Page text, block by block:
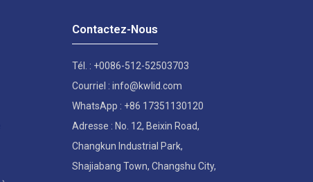
Contactez-Nous
Tél. : +0086-512-52503703
Courriel : info@kwlid.com
WhatsApp : +86 17351130120
Adresse : No. 12, Beixin Road,
Changkun Industrial Park,
Shajiabang Town, Changshu City,